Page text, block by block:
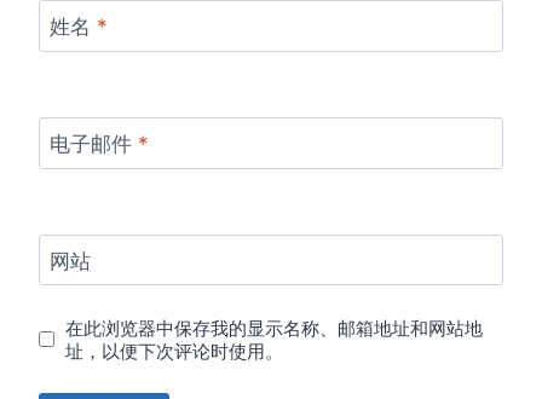
姓名 *
电子邮件 *
网站
在此浏览器中保存我的显示名称、邮箱地址和网站地
址，以便下次评论时使用。